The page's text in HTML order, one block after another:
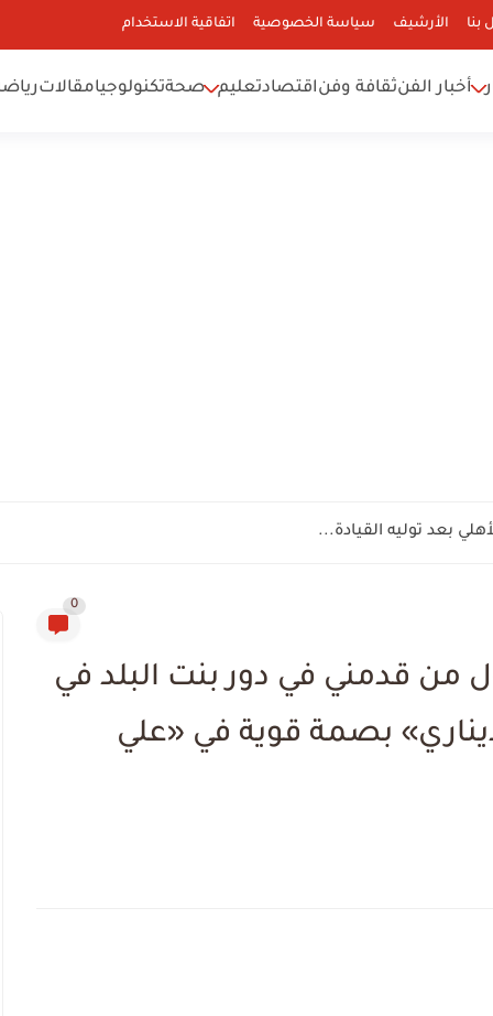
بنا الأرشيف سياسة الخصوصية اتفاقية الاستخدام
أخبار الفنثقافة وفناقتصادتعليم صحةتكنولوجيامقالات
بعد توليه القيادة...
0
من قدمني في دور بنت البلد في
بصمة قوية في «علي